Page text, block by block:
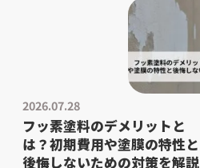
2026.07.28
フッ素塗料のデメリットと
は？初期費用や塗膜の特性と
後悔しないための対策を解説